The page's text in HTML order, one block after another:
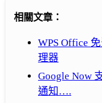
相關文章：
WPS Office
理器
Google Now
通知….